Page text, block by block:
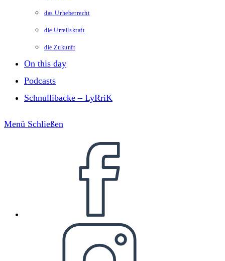
das Urheberrecht
die Urteilskraft
die Zukunft
On this day
Podcasts
Schnullibacke – LyRriK
Menü Schließen